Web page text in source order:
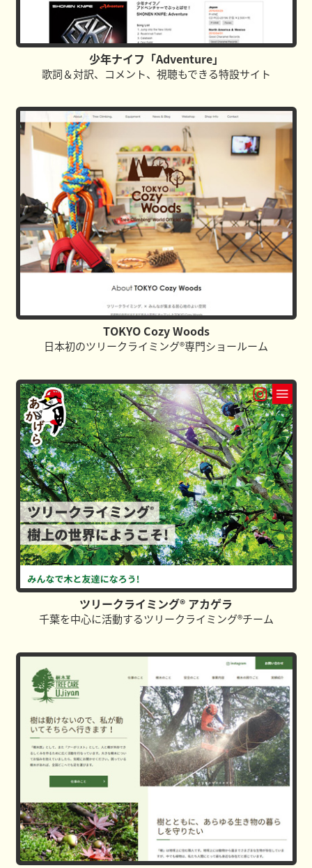
少年ナイフ「Adventure」
歌詞＆対訳、コメント、視聴もできる特設サイト
TOKYO Cozy Woods
日本初のツリークライミング®専門ショールーム
ツリークライミング® アカゲラ
千葉を中心に活動するツリークライミング®チーム